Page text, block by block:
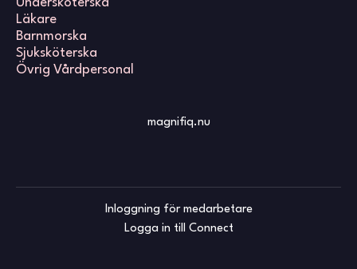
Undersköterska
Läkare
Barnmorska
Sjuksköterska
Övrig Vårdpersonal
magnifiq.nu
Inloggning för medarbetare
Logga in till Connect